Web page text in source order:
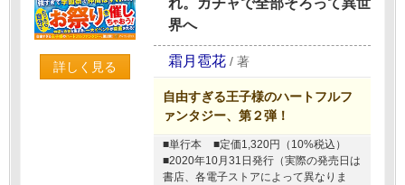
詳しく見る
れ。ガチャで全部そろって異世
界へ
霜月雹花 / 著
自由すぎる王子様のハートフルフ
ァンタジー、第２弾！
■単行本
■定価1,320円（10%税込）
■2020年10月31日発行（実際の発売日は
書店、各電子ストアによって異なりま